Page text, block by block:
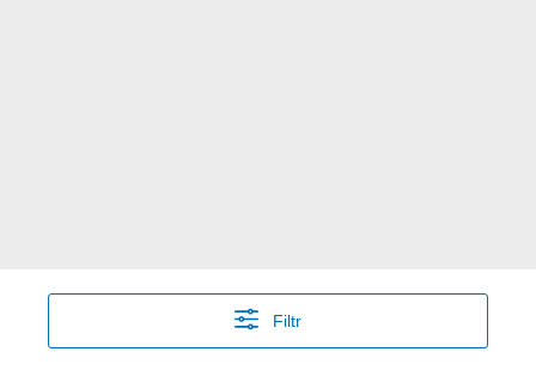
Filtr